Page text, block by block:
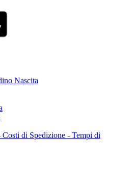
Nascita
Costi di Spedizione - Tempi di